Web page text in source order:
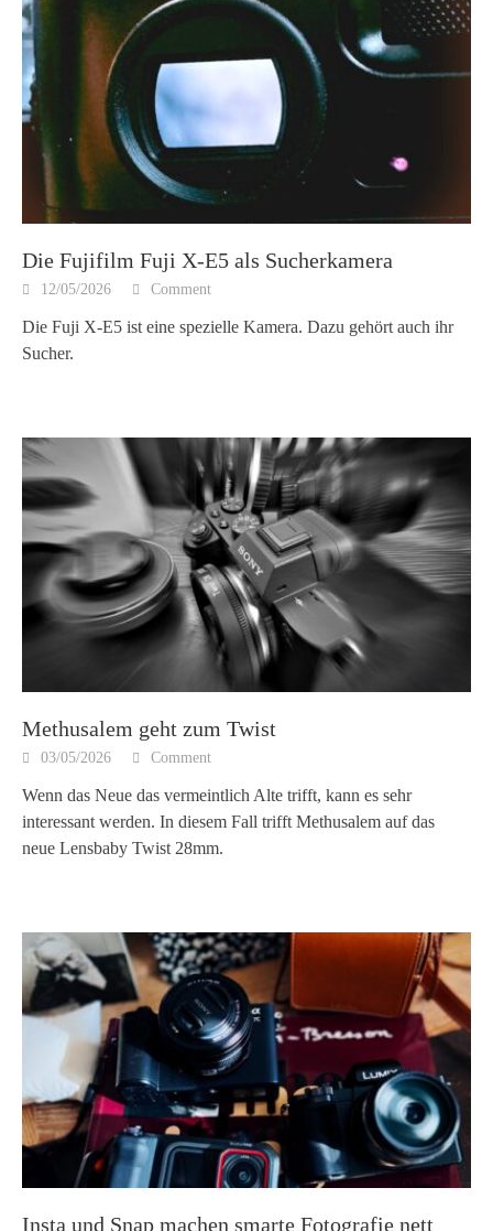
Die Fujifilm Fuji X-E5 als Sucherkamera
12/05/2026 Comment
Die Fuji X-E5 ist eine spezielle Kamera. Dazu gehört auch ihr
Sucher.
Methusalem geht zum Twist
03/05/2026 Comment
Wenn das Neue das vermeintlich Alte trifft, kann es sehr
interessant werden. In diesem Fall trifft Methusalem auf das
neue Lensbaby Twist 28mm.
Insta und Snap machen smarte Fotografie nett